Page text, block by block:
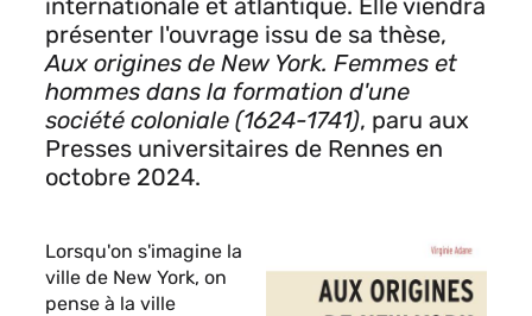
internationale et atlantique. Elle viendra
présenter l'ouvrage issu de sa thèse,
Aux origines de New York. Femmes et
hommes dans la formation d'une
société coloniale (1624-1741), paru aux
Presses universitaires de Rennes en
octobre 2024.
Contenu
sous
forme
Lorsqu'on s'imagine la
ville de New York, on
pense à la ville